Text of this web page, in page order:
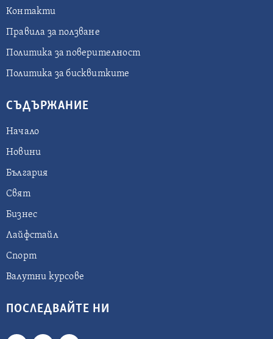
Контакти
Правила за ползване
Политика за поверителност
Политика за бисквитките
СЪДЪРЖАНИЕ
Начало
Новини
България
Свят
Бизнес
Лайфстайл
Спорт
Валутни курсове
ПОСЛЕДВАЙТЕ НИ